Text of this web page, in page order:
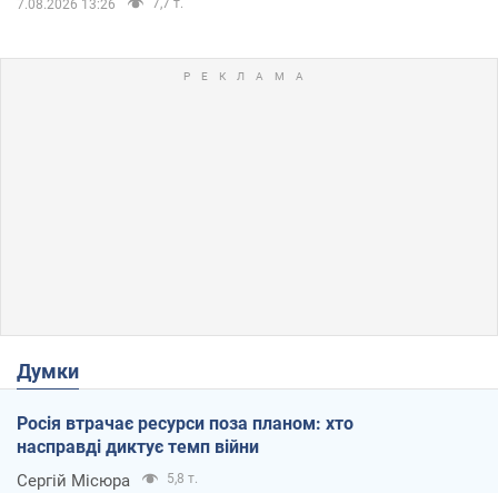
7.08.2026 13:26 7,7 т.
Думки
Росія втрачає ресурси поза планом: хто
насправді диктує темп війни
Сергій Місюра 5,8 т.